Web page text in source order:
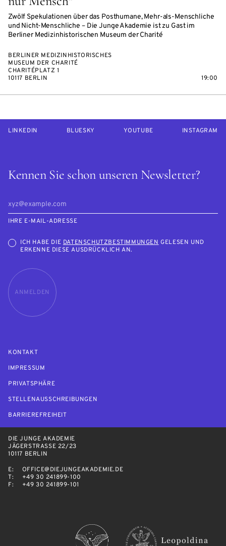
Zwölf Spekulationen über das Posthumane, Mehr-als-Menschliche
und Nicht-Menschliche – Die Junge Akademie ist zu Gast im
Berliner Medizinhistorischen Museum der Charité
BERLINER MEDIZINHISTORISCHES
MUSEUM DER CHARITÉ
CHARITÉPLATZ 1
10117 BERLIN
19:00
Kennen Sie schon unseren Newsletter?
IHRE E-MAIL-ADRESSE
ICH HABE DIEDATENSCHUTZBESTIMMUNGENGELESEN UND
ERKENNE DIESE AUSDRÜCKLICH AN.
ANMELDEN
LINKEDIN BLUESKY YOUTUBE INSTAGRAM
KONTAKT
IMPRESSUM
PRIVATSPHÄRE
STELLENAUSSCHREIBUNGEN
BARRIEREFREIHEIT
DIE JUNGE AKADEMIE
JÄGERSTRASSE 22/23
10117 BERLIN
E:
OFFICE@DIEJUNGEAKADEMIE.DE
T:
+49 30 241899-100
F:
+49 30 241899-101